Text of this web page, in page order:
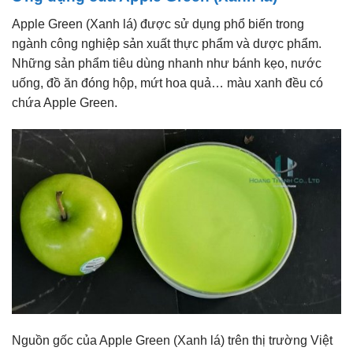
Apple Green (Xanh lá) được sử dụng phổ biến trong
ngành công nghiệp sản xuất thực phẩm và dược phẩm.
Những sản phẩm tiêu dùng nhanh như bánh kẹo, nước
uống, đồ ăn đóng hộp, mứt hoa quả… màu xanh đều có
chứa Apple Green.
Nguồn gốc của Apple Green (Xanh lá) trên thị trường Việt